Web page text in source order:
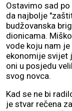
Ostavimo sad
da najbolje
budžovanska
dionicama.
vode koju nam
ekonomije svijet
oni u posjedu
svog novca.
Kad se ne bi
je stvar rečena